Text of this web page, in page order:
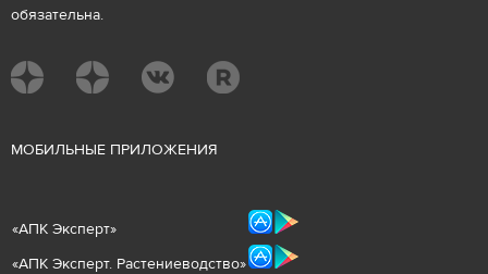
обязательна.
МОБИЛЬНЫЕ ПРИЛОЖЕНИЯ
«АПК Эксперт»
«АПК Эксперт. Растениеводство»